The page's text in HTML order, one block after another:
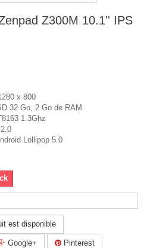
Z300M 10.1'' IPS
x 800
32 Go, 2 Go de RAM
1.3Ghz
Lollipop 5.0
est disponible
Google+ Pinterest